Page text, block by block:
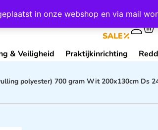
in onze webshop en via mail
SALE
& Veiligheid Praktijkinrichting
polyester) 700 gram Wit 200x130cm Ds